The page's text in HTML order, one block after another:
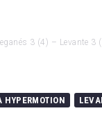
Vallecano
FC
FC
3 (4) – Levante 3
HYPERMOTION